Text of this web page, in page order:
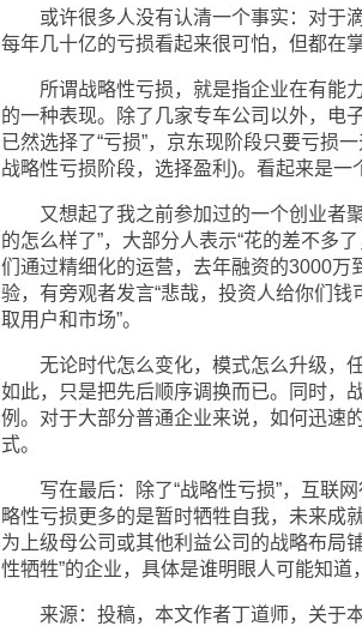
或许很多人没有认清一个事实：对于滴
每年几十亿的亏损看起来很可怕，但都在
所谓战略性亏损，就是指企业在有能力
的一种表现。除了几家专车公司以外，电
已然选择了“亏损”，京东现阶段只要亏损
战略性亏损阶段，选择盈利)。看起来是一
又想起了我之前参加过的一个创业者聚
的怎么样了”，大部分人表示“花的差不多
们通过精细化的运营，去年融资的3000万
验，有旁观者发言“悲哉，投资人给你们
取用户和市场”。
无论时代怎么变化，模式怎么升级，任
如此，只是把先后顺序调换而已。同时，
例。对于大部分普通企业来说，如何迅速
式。
写在最后：除了“战略性亏损”，互联网
略性亏损更多的是暂时牺牲自我，未来成
为上级母公司或其他利益公司的战略布局
性牺牲”的企业，具体是谁明眼人可能知道
来源：投稿，本文作者丁道师，关于本